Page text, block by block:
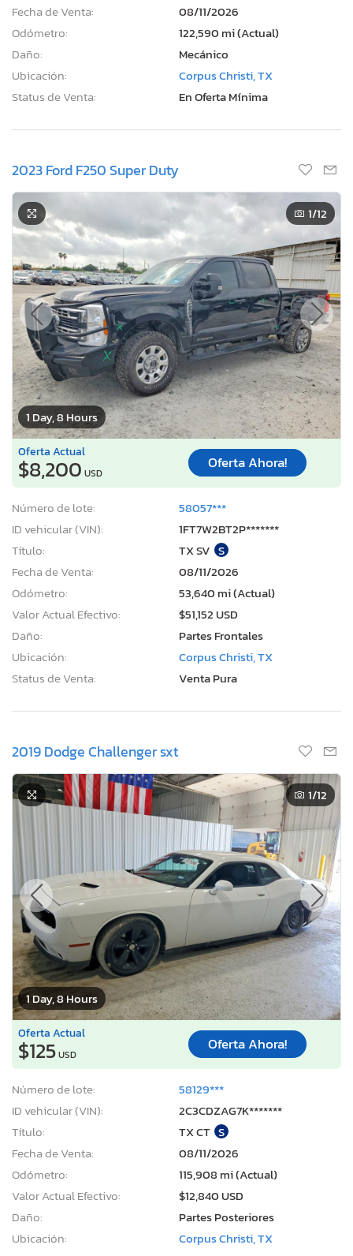
Fecha de Venta:
08/11/2026
Odómetro:
122,590 mi (Actual)
Daño:
Mecánico
Ubicación:
Corpus Christi, TX
Status de Venta:
En Oferta Mínima
2023 Ford F250 Super Duty
1 Day, 8 Hours
1/12
Oferta Actual
$8,200 USD
Oferta Ahora!
Número de lote:
58057***
ID vehicular (VIN):
1FT7W2BT2P*******
Título:
TX SV S
Fecha de Venta:
08/11/2026
Odómetro:
53,640 mi (Actual)
Valor Actual Efectivo:
$51,152 USD
Daño:
Partes Frontales
Ubicación:
Corpus Christi, TX
Status de Venta:
Venta Pura
2019 Dodge Challenger sxt
1 Day, 8 Hours
1/12
Oferta Actual
$125USD
Oferta Ahora!
Número de lote:
58129***
ID vehicular (VIN):
2C3CDZAG7K*******
Título:
TX CT S
Fecha de Venta:
08/11/2026
Odómetro:
115,908 mi (Actual)
Valor Actual Efectivo:
$12,840 USD
Daño:
Partes Posteriores
Ubicación:
Corpus Christi, TX